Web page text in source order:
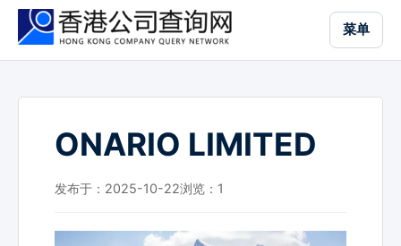
菜单
ONARIO LIMITED
发布于：2025-10-22浏览： 1